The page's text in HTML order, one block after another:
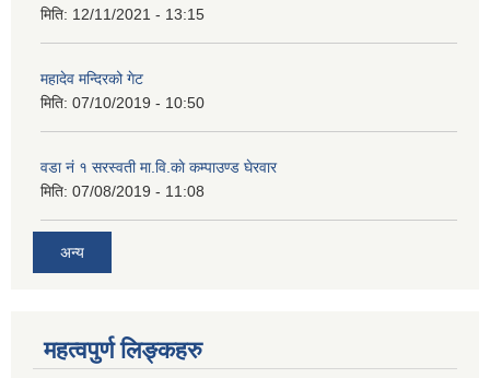
मिति: 12/11/2021 - 13:15
महादेव मन्दिरको गेट
मिति: 07/10/2019 - 10:50
वडा नं १ सरस्वती मा.वि.काे कम्पाउण्ड घेरवार
मिति: 07/08/2019 - 11:08
अन्य
महत्वपुर्ण लिङ्कहरु